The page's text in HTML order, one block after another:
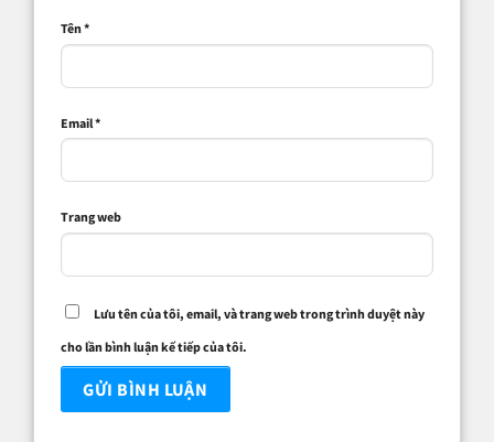
Tên*
Email*
Trang web
Lưu tên của tôi, email, và trang web trong trình duyệt này
cho lần bình luận kế tiếp của tôi.